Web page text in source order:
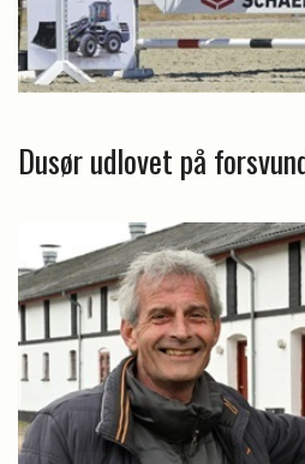
Dusør udlovet på